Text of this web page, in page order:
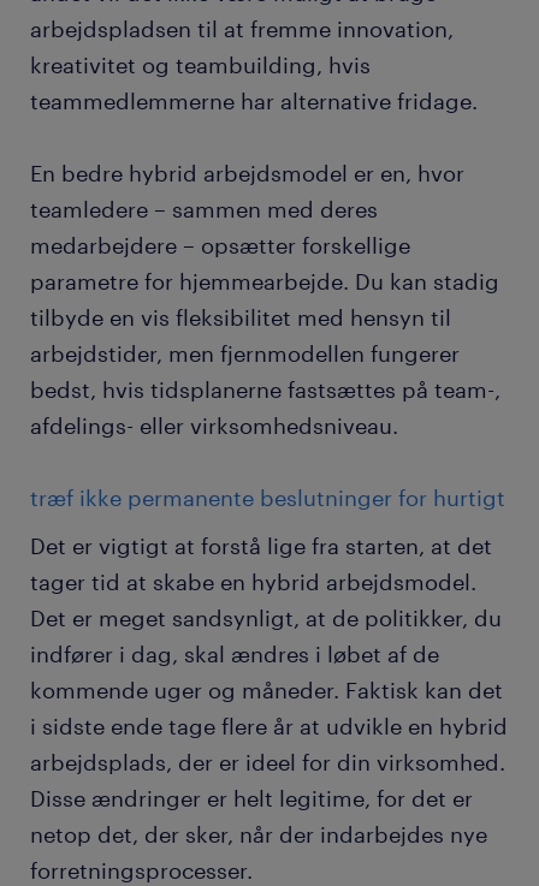
arbejdspladsen til at fremme innovation,
kreativitet og teambuilding, hvis
teammedlemmerne har alternative fridage.
En bedre hybrid arbejdsmodel er en, hvor
teamledere – sammen med deres
medarbejdere – opsætter forskellige
parametre for hjemmearbejde. Du kan stadig
tilbyde en vis fleksibilitet med hensyn til
arbejdstider, men fjernmodellen fungerer
bedst, hvis tidsplanerne fastsættes på team-,
afdelings- eller virksomhedsniveau.
træf ikke permanente beslutninger for hurtigt
Det er vigtigt at forstå lige fra starten, at det
tager tid at skabe en hybrid arbejdsmodel.
Det er meget sandsynligt, at de politikker, du
indfører i dag, skal ændres i løbet af de
kommende uger og måneder. Faktisk kan det
i sidste ende tage flere år at udvikle en hybrid
arbejdsplads, der er ideel for din virksomhed.
Disse ændringer er helt legitime, for det er
netop det, der sker, når der indarbejdes nye
forretningsprocesser.